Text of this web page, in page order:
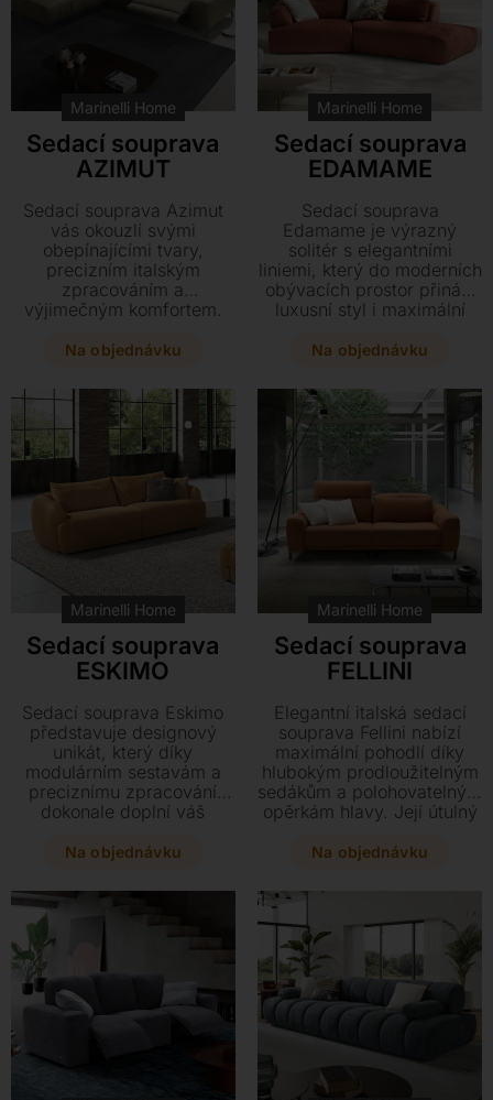
Marinelli Home
Sedací souprava
AZIMUT
Sedací souprava Azimut
vás okouzlí svými
obepínajícími tvary,
precizním italským
zpracováním a
výjimečným komfortem.
opěrky hlavy i nohou vám
pro dokonalou relaxaci v
moderním interiéru.
Vyberte si z bohaté škály
kvalitního koženého či
textilního čalounění a
dopřejte si nadčasový
design přesně podle
Na objednávku
Marinelli Home
Sedací souprava
EDAMAME
Sedací souprava
Edamame je výrazný
solitér s elegantními
liniemi, který do moderních
obývacích prostor přináší
luxusní styl i maximální
široké škály kvalitních kůží
rozměry i provedení
přesně podle svých
představ.
Na objednávku
Marinelli Home
Sedací souprava
ESKIMO
Sedací souprava Eskimo
představuje designový
unikát, který díky
modulárním sestavám a
preciznímu zpracování
dokonale doplní váš
si maximální komfort s
bohaté škály potahových
materiálů, od pravé kůže
až po luxusní textilie. Tento
variabilní model lze
přizpůsobit vašim
potřebám v mnoha
rozměrech i typech
Na objednávku
Marinelli Home
Sedací souprava
FELLINI
Elegantní italská sedací
souprava Fellini nabízí
maximální pohodlí díky
hlubokým prodloužitelným
sedákům a polohovatelným
opěrkám hlavy. Její útulný
a možností výběru z
ní činí dokonalý prvek pro
váš každodenní odpočinek.
Na objednávku